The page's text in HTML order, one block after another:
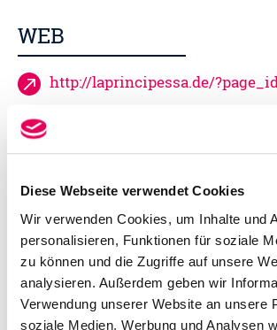
Diese Webseite verwendet Cookies
Wir verwenden Cookies, um Inhalte und
personalisieren, Funktionen für soziale
zu können und die Zugriffe auf unsere
analysieren. Außerdem geben wir
Verwendung unserer Website an unsere
soziale Medien, Werbung und Analysen
WEB
http://laprincipessa.de/
Preise
Preis pro Wohnung & Nacht ab 90,00 €